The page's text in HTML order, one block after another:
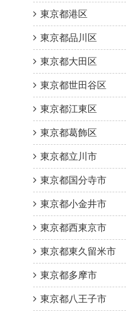
東京都港区
東京都品川区
東京都大田区
東京都世田谷区
東京都江東区
東京都葛飾区
東京都立川市
東京都国分寺市
東京都小金井市
東京都西東京市
東京都東久留米市
東京都多摩市
東京都八王子市